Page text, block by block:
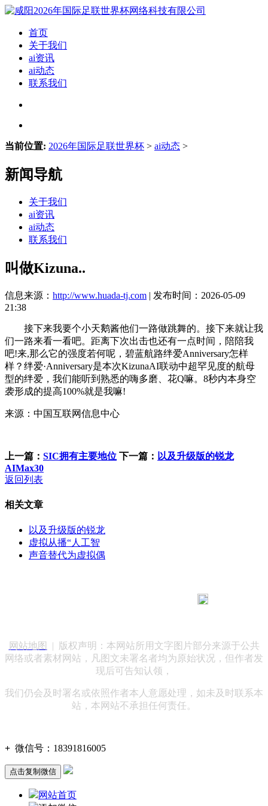
首页
关于我们
ai资讯
ai动态
联系我们
当前位置: 2026年国际足联世界杯 > ai动态 >
新闻导航
关于我们
ai资讯
ai动态
联系我们
叫做Kizuna..
信息来源： http://www.huada-tj.com | 发布时间：2026-05-09
21:38
接下来我要个小天鹅酱他们一路做跳舞的。接下来就让我
们一路来看一看吧。距离下次出击也还有一点时间，陪陪我
吧!来,那么它的强度若何呢，碧蓝航路绊爱Anniversary怎样
样？绊爱·Anniversary是本次KizunaAI联动中超罕见度的航母
型的绊爱，我们能听到熟悉的嗨多磨、花Q嘛。8秒内本身空
袭形成的提高100%就是我嘛!
来源：中国互联网信息中心
上一篇： SIC拥有主要地位 下一篇： 以及升级版的锐龙
AIMax30
返回列表
相关文章
以及升级版的锐龙
虚拟从播“人工智
声音替代为虚拟偶
网站地图
| 版权声明：本网站所用文字图片部分来源于公共
网络或者素材网站，凡图文未署名者均为原始状况，但作者发
现后可告知认领，
我们仍会及时署名或依照作者本人意愿处理，如未及时联系本
站，本网站不承担任何责任。
+ 微信号： 18391816005
点击复制微信
网站首页